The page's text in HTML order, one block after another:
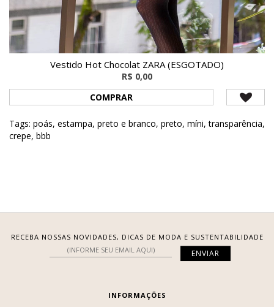
Vestido Hot Chocolat ZARA (ESGOTADO)
R$ 0,00
COMPRAR
Tags: poás, estampa, preto e branco, preto, míni,transparência,
crepe, bbb
RECEBA NOSSAS NOVIDADES, DICAS DE MODA E SUSTENTABILIDADE
INFORMAÇÕES